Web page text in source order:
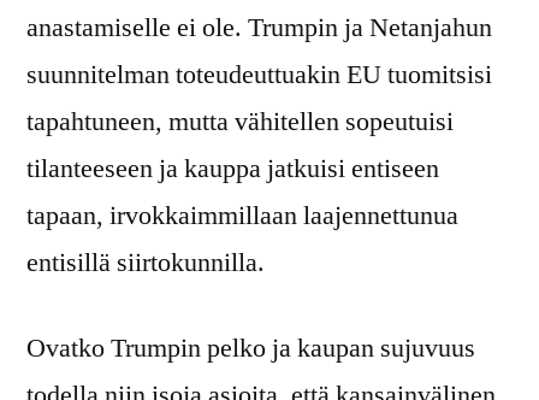
anastamiselle ei ole. Trumpin ja Netanjahun
suunnitelman toteudeuttuakin EU tuomitsisi
tapahtuneen, mutta vähitellen sopeutuisi
tilanteeseen ja kauppa jatkuisi entiseen
tapaan, irvokkaimmillaan laajennettunua
entisillä siirtokunnilla.
Ovatko Trumpin pelko ja kaupan sujuvuus